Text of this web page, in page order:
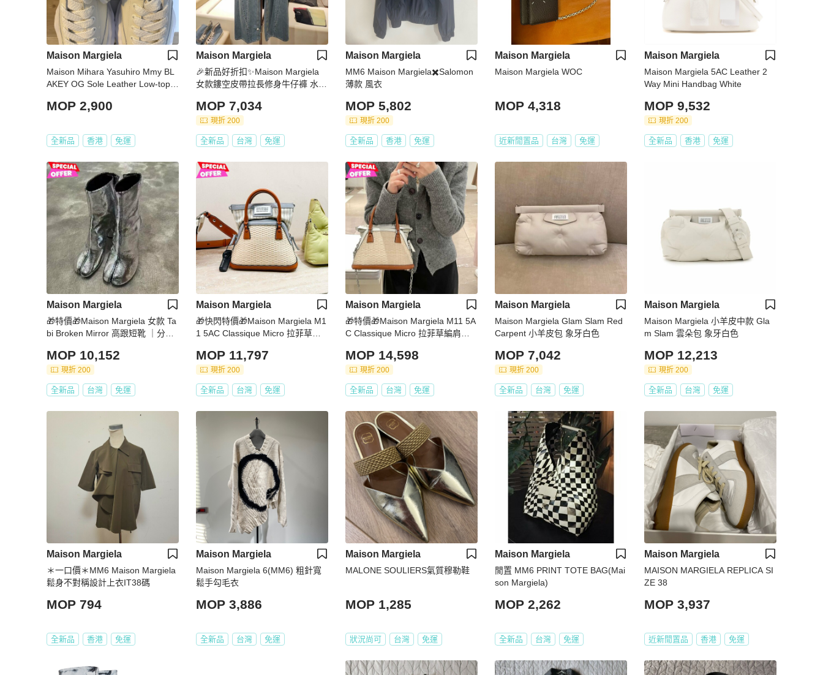
Maison Margiela
Maison Mihara Yasuhiro Mmy BL
AKEY OG Sole Leather Low-top S
MOP 2,900
全新品 香港 免運
Maison Margiela
🎉新品好折扣✨Maison Margiela
女款鏤空皮帶拉長修身牛仔褲 水洗
MOP 7,034
現折 200
全新品 台灣 免運
Maison Margiela
MM6 Maison Margiela✖️Salomon
薄款 風衣
MOP 5,802
現折 200
全新品 香港 免運
Maison Margiela
Maison Margiela WOC
MOP 4,318
近新閒置品 台灣 免運
Maison Margiela
Maison Margiela 5AC Leather 2
Way Mini Handbag White
MOP 9,532
現折 200
全新品 香港 免運
Maison Margiela
🎁特價🎁Maison Margiela 女款 Ta
bi Broken Mirror 高跟短靴 ｜分趾
8.5/39/40(購買請訊息告知需要尺
寸)
MOP 10,152
現折 200
全新品 台灣 免運
Maison Margiela
🎁快閃特價🎁Maison Margiela M1
1 5AC Classique Micro 拉菲草編
MOP 11,797
現折 200
全新品 台灣 免運
Maison Margiela
🎁特價🎁Maison Margiela M11 5A
C Classique Micro 拉菲草編肩背
MOP 14,598
現折 200
全新品 台灣 免運
Maison Margiela
Maison Margiela Glam Slam Red
Carpent 小羊皮包 象牙白色
MOP 7,042
現折 200
全新品 台灣 免運
Maison Margiela
Maison Margiela 小羊皮中款 Gla
m Slam 雲朵包 象牙白色
MOP 12,213
現折 200
全新品 台灣 免運
Maison Margiela
＊一口價＊MM6 Maison Margiela
鬆身不對稱設計上衣IT38碼
MOP 794
全新品 香港 免運
Maison Margiela
Maison Margiela 6(MM6) 粗針寬
鬆手勾毛衣
MOP 3,886
全新品 台灣 免運
Maison Margiela
MALONE SOULIERS氣質穆勒鞋
MOP 1,285
狀況尚可 台灣 免運
Maison Margiela
閒置 MM6 PRINT TOTE BAG(Mai
son Margiela)
MOP 2,262
全新品 台灣 免運
Maison Margiela
MAISON MARGIELA REPLICA SI
ZE 38
MOP 3,937
近新閒置品 香港 免運